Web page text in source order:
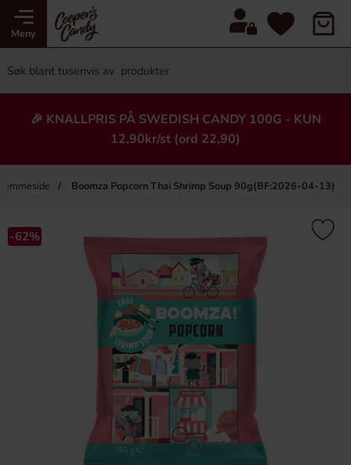
Meny
🎉 KNALLPRIS PÅ SWEDISH CANDY 100G - KUN
12,90kr/st (ord 22,90)
Boomza Popcorn Thai Shrimp Soup 90g(BF:2026-04-13)
Heading
×
-62%